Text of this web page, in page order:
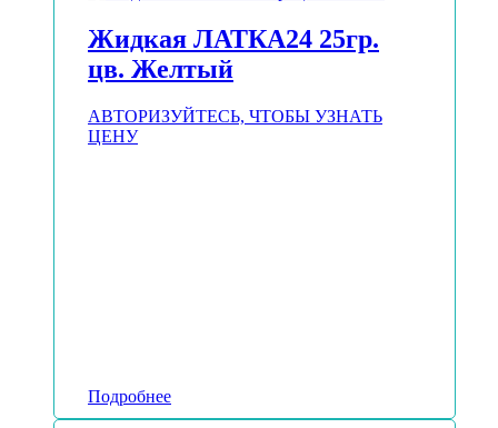
Жидкая ЛАТКА24 25гр.
цв. Желтый
АВТОРИЗУЙТЕСЬ, ЧТОБЫ УЗНАТЬ
ЦЕНУ
Подробнее